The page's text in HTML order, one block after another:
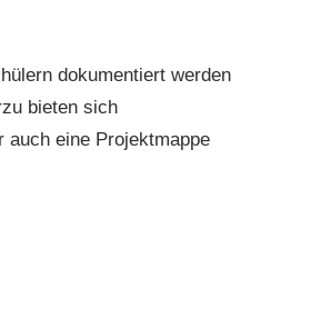
dokumentiert werden
bieten sich
auch eine Projektmappe